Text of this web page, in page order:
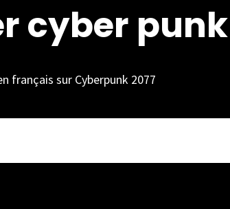
cyber punk
français sur Cyberpunk 2077